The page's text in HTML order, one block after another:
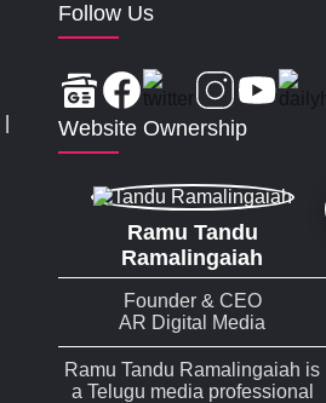
Follow Us
Website Ownership
Ramu Tandu
Ramalingaiah
Founder & CEO
AR Digital Media
Ramu Tandu Ramalingaiah is
a Telugu media professional